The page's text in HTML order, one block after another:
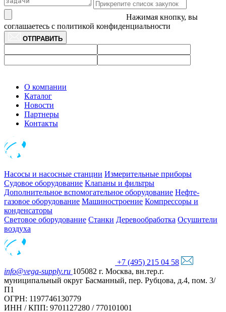
Нажимая кнопку, вы
соглашаетесь с политикой конфиденциальности
ОТПРАВИТЬ
О компании
Каталог
Новости
Партнеры
Контакты
Насосы и насосные станции Измерительные приборы
Судовое оборудование Клапаны и фильтры
Дополнительное вспомогательное оборудование Нефте-
газовое оборудование Машиностроение Компрессоры и
конденсаторы
Световое оборудование Станки Деревообработка Осушители
воздуха
+7 (495) 215 04 58
info@vega-supply.ru 105082 г. Москва, вн.тер.г.
муниципальный округ Басманный, пер. Рубцова, д.4, пом. 3/
П1
ОГРН: 1197746130779
ИНН / КПП: 9701127280 / 770101001